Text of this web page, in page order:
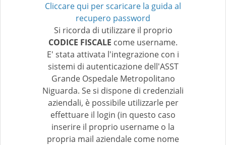
Cliccare qui per scaricare la guida al
recupero password
Si ricorda di utilizzare il proprio
CODICE FISCALE come username.
E' stata attivata l'integrazione con i
sistemi di autenticazione dell'ASST
Grande Ospedale Metropolitano
Niguarda. Se si dispone di credenziali
aziendali, è possibile utilizzarle per
effettuare il login (in questo caso
inserire il proprio username o la
propria mail aziendale come nome